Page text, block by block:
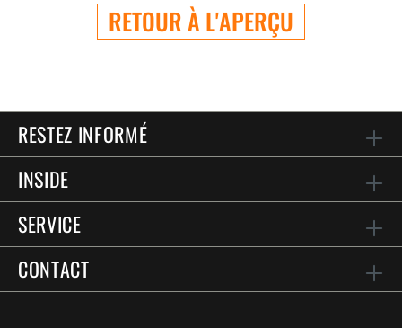
RETOUR À L'APERÇU
RESTEZ INFORMÉ
INSIDE
SERVICE
CONTACT